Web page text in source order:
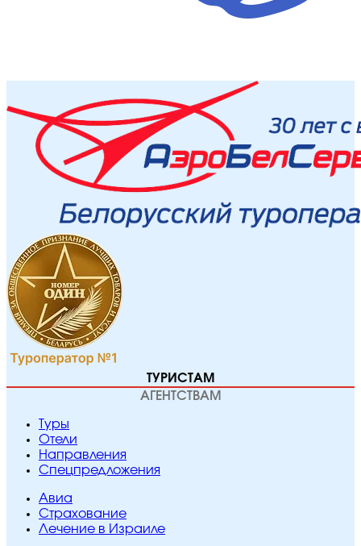
ТУРИСТАМ
АГЕНТСТВАМ
Туры
Отели
Направления
Спецпредложения
Авиа
Страхование
Лечение в Израиле